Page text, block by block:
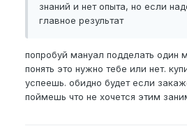
знаний и нет опыта, но если
главное результат
попробуй мануал подделать один
понять это нужно тебе или нет.
успеешь. обидно будет если
поймешь что не хочется этим